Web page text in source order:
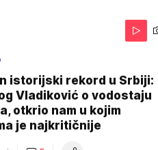
istorijski rekord u Srbiji:
Vladiković o vodostaju
otkrio nam u kojim
je najkritičnije